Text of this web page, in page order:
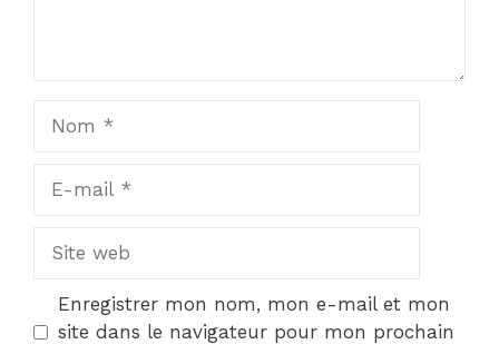
mail
web
Enregistrer mon nom, mon e-mail et mon
site dans le navigateur pour mon prochain